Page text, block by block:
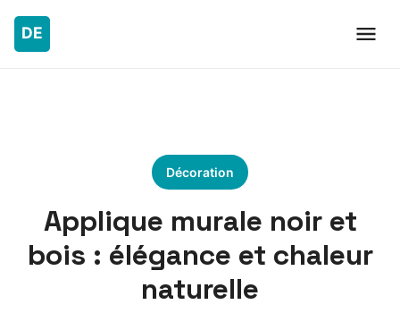
Décoration
Applique murale noir et
bois : élégance et chaleur
naturelle